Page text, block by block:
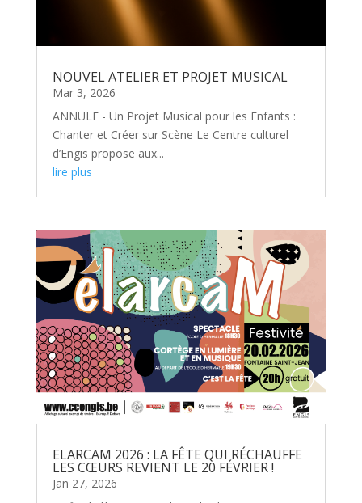
NOUVEL ATELIER ET PROJET MUSICAL
Mar 3, 2026
ANNULE - Un Projet Musical pour les Enfants :
Chanter et Créer sur Scène Le Centre culturel
d’Engis propose aux...
lire plus
ELARCAM 2026 : LA FÊTE QUI RÉCHAUFFE
LES CŒURS REVIENT LE 20 FÉVRIER !
Jan 27, 2026